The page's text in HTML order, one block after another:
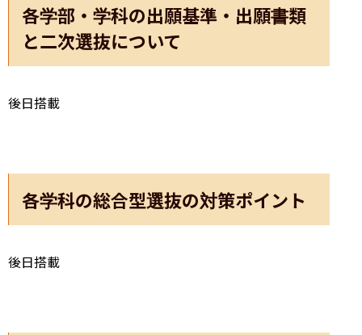
各学部・学科の出願基準・出願書類
と二次選抜について
後日搭載
各学科の総合型選抜の対策ポイント
後日搭載